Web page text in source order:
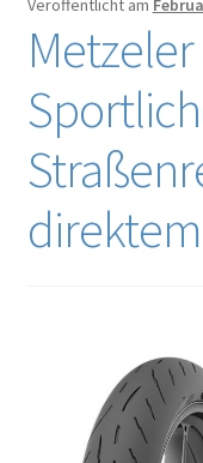
Veröffentlicht am